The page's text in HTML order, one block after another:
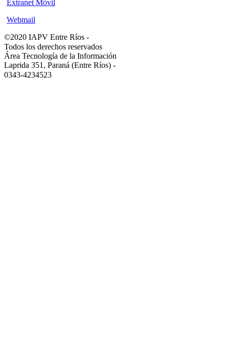
Extranet Móvil
Webmail
©2020 IAPV Entre Ríos -
Todos los derechos reservados
Área Tecnología de la Información
Laprida 351, Paraná (Entre Ríos) -
0343-4234523